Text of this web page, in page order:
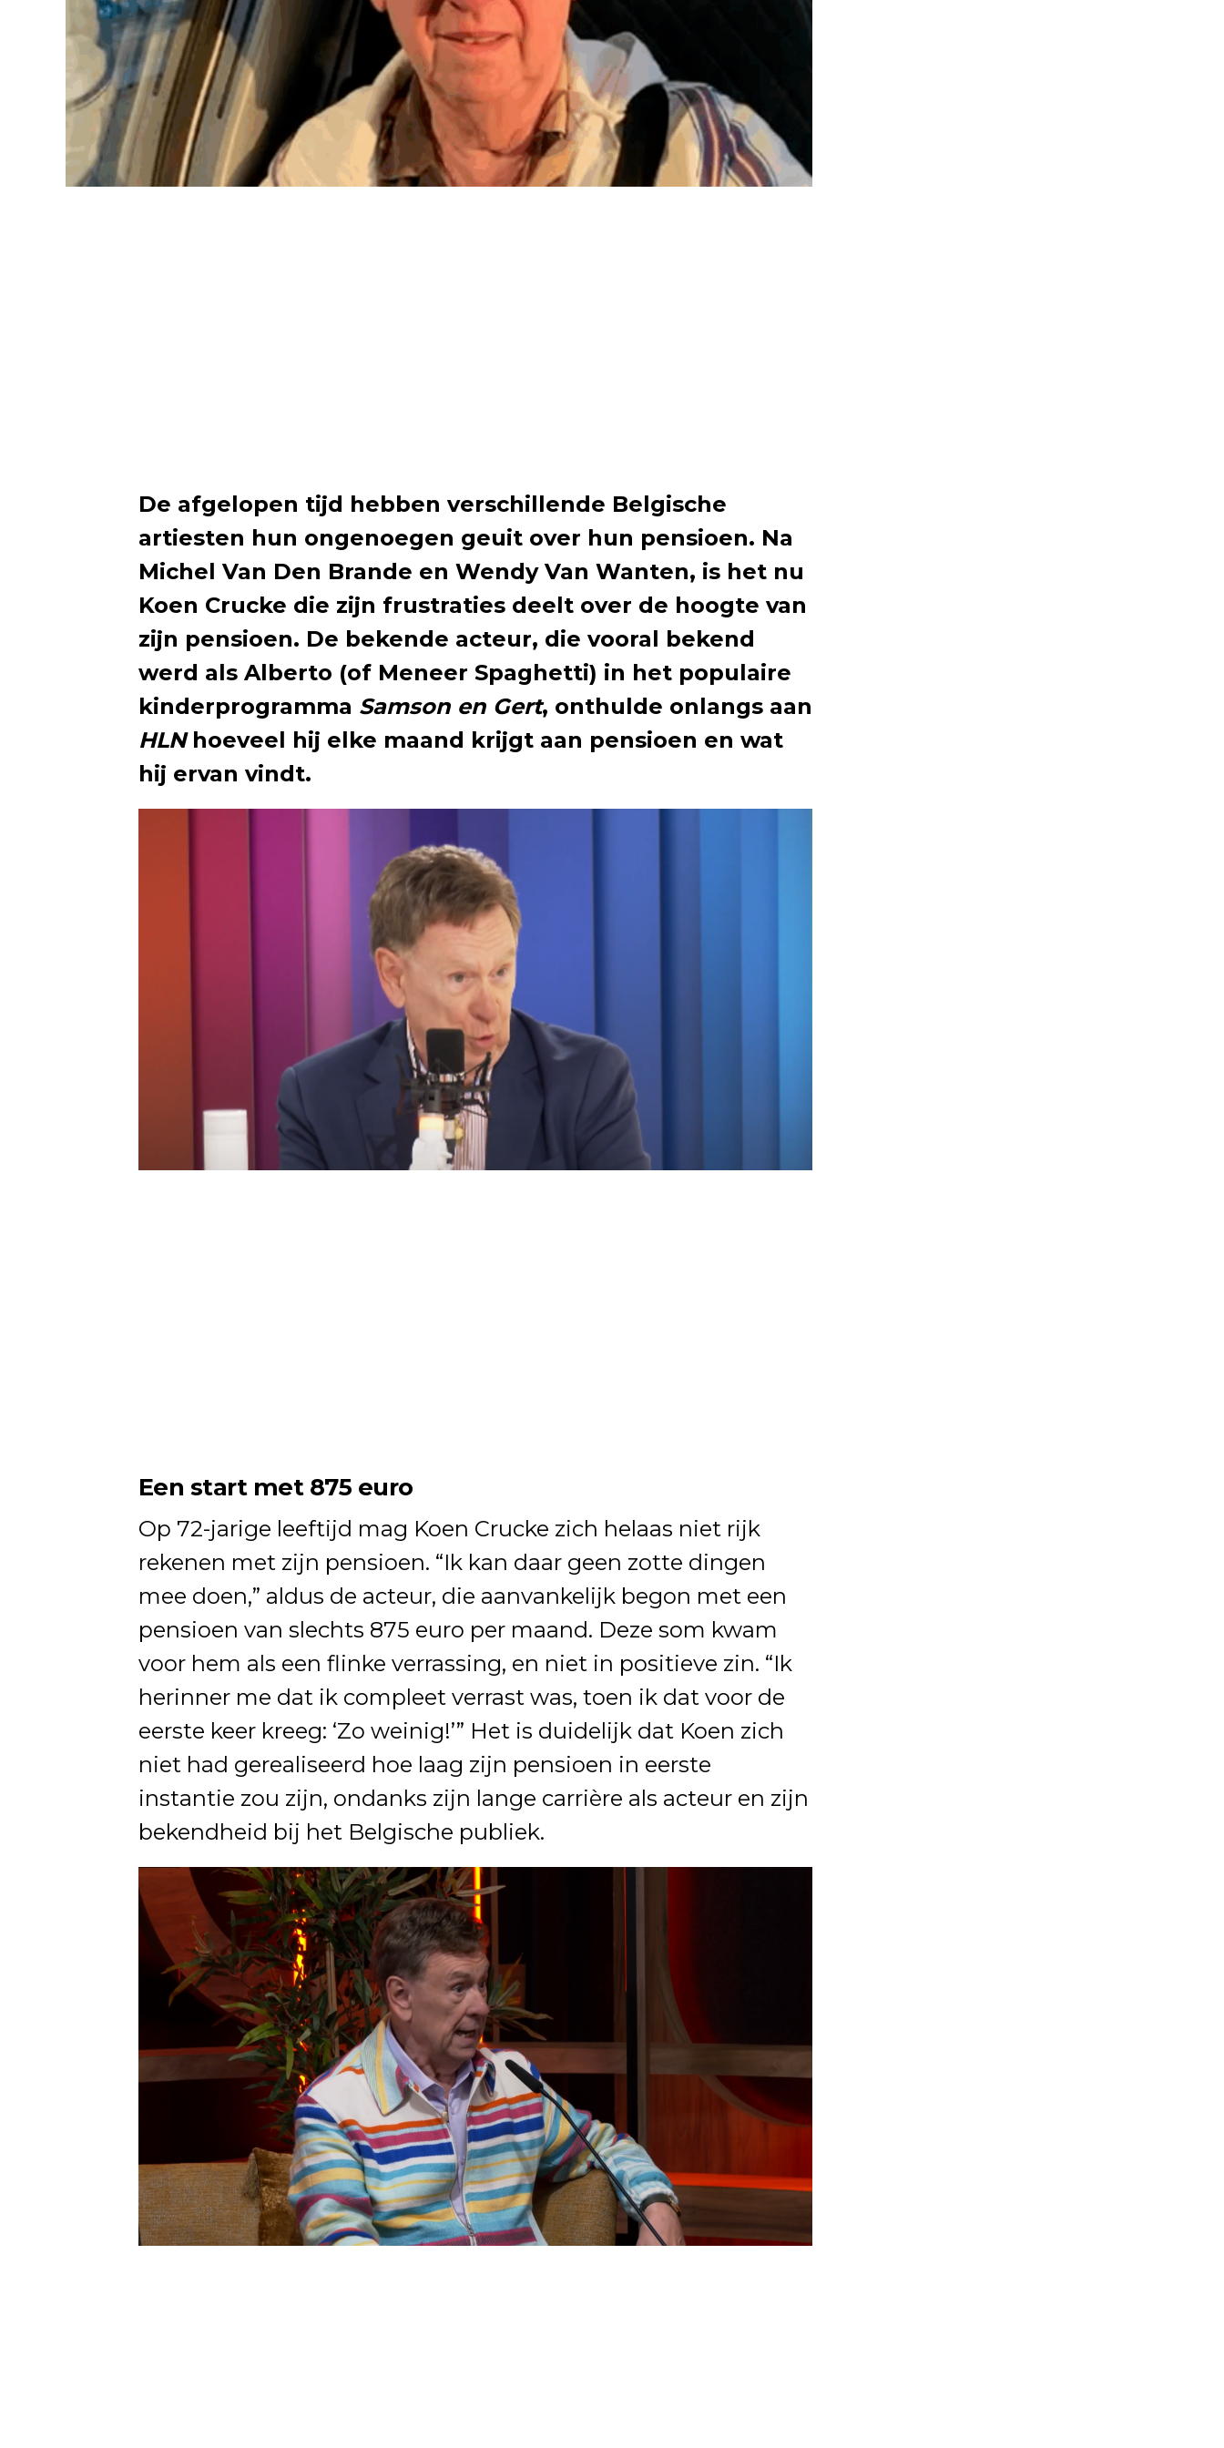
De afgelopen tijd hebben verschillende Belgische
artiesten hun ongenoegen geuit over hun pensioen. Na
Michel Van Den Brande en Wendy Van Wanten, is het nu
Koen Crucke die zijn frustraties deelt over de hoogte van
zijn pensioen. De bekende acteur, die vooral bekend
werd als Alberto (of Meneer Spaghetti) in het populaire
kinderprogramma Samson en Gert, onthulde onlangs aan
HLNhoeveel hij elke maand krijgt aan pensioen en wat
hij ervan vindt.
Een start met 875 euro
Op 72-jarige leeftijd mag Koen Crucke zich helaas niet rijk
rekenen met zijn pensioen. “Ik kan daar geen zotte dingen
mee doen,” aldus de acteur, die aanvankelijk begon met een
pensioen van slechts 875 euro per maand. Deze som kwam
voor hem als een flinke verrassing, en niet in positieve zin. “Ik
herinner me dat ik compleet verrast was, toen ik dat voor de
eerste keer kreeg: ‘Zo weinig!’” Het is duidelijk dat Koen zich
niet had gerealiseerd hoe laag zijn pensioen in eerste
instantie zou zijn, ondanks zijn lange carrière als acteur en zijn
bekendheid bij het Belgische publiek.